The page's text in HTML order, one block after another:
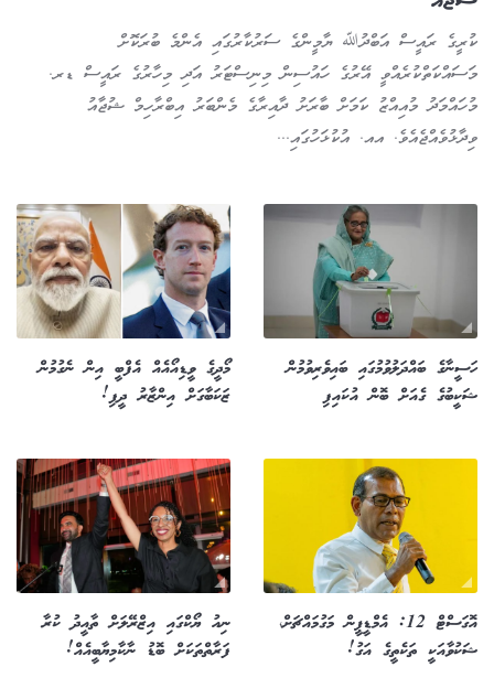
ކުރީގެ ރައީސް އަބްދުﷲ ޔާމީންގެ ސަރުކާރުގައި އެންމެ ބުރަކޮށް
މަސައްކަތްކުރެއްވީ އޭރުގެ ހައުސިން މިނިސްޓަރު އަދި މިހާރުގެ ރައީސް ޑރ.
މުހައްމަދު މުއިއްޒު ކަމަށް ބާރަށު ދާއިރާގެ މެންބަރު އިބްރާހިމް ޝުޖާއު
ވިދާޅުވެއްޖެއެވެ. އއ. އުކުޅަހުގައި...
ހަސީނާގެ ބައްދަލުވުމުގައި ބައިވެރިވުމުން
ޝަކީބުގެ ގެއަށް ބޮން އުކައިފި
މޯދީގެ ވީޑިއޯއެއް އެފްބީ އިން ނެގުމުން
ޒަކަބާގަށް އިންޒާރު ދީފި!
އޮގަސްޓް 12: އެމްޑީޕީން މަގުމައްޗަށް،
ޝަކުވާއަކީ ތަކެތީގެ އަގު!
ނިއު ޔޯކްގައި އިޒްރޭލަށް ތާއީދު ކުރާ
ފަރާތްތަކަށް ބޮޑު ނާކާމިޔާބީއެއް!